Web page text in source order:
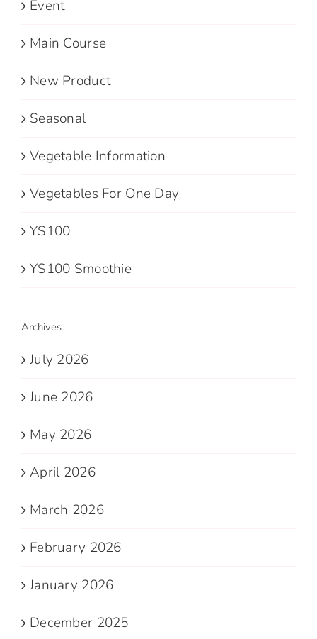
Event
Main Course
New Product
Seasonal
Vegetable Information
Vegetables For One Day
YS100
YS100 Smoothie
Archives
July 2026
June 2026
May 2026
April 2026
March 2026
February 2026
January 2026
December 2025